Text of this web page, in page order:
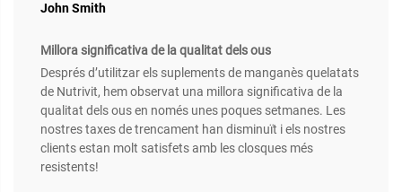
John Smith
Millora significativa de la qualitat dels ous
Després d’utilitzar els suplements de manganès quelatats
de Nutrivit, hem observat una millora significativa de la
qualitat dels ous en només unes poques setmanes. Les
nostres taxes de trencament han disminuït i els nostres
clients estan molt satisfets amb les closques més
resistents!